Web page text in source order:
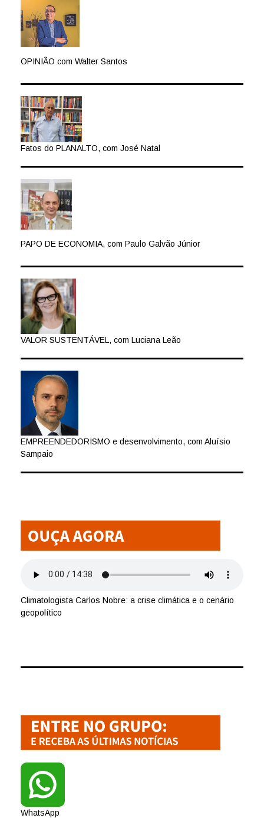
OPINIÃO com Walter Santos
Fatos do PLANALTO, com José Natal
PAPO DE ECONOMIA, com Paulo Galvão Júnior
VALOR SUSTENTÁVEL, com Luciana Leão
EMPREENDEDORISMO e desenvolvimento, com Aluísio
Sampaio
Climatologista Carlos Nobre: a crise climática e o cenário
geopolítico
WhatsApp